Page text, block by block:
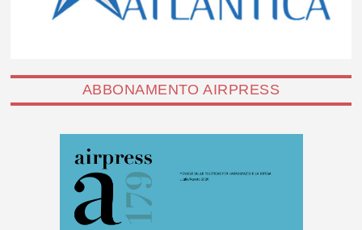
ABBONAMENTO AIRPRESS